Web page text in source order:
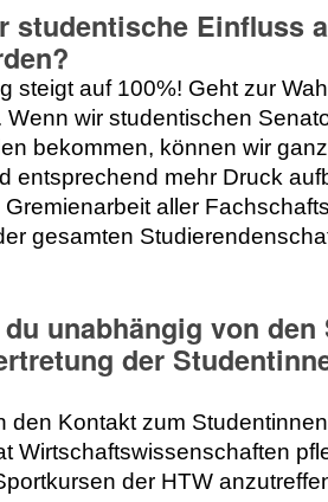
studentische Einfluss
steigt auf 100%! Geht zur
Wenn wir studentischen
bekommen, können wir
entsprechend mehr Druck
aller
gesamten
unabhängig von den
der
den Kontakt zum
Wirtschaftswissenschaften
der HTW